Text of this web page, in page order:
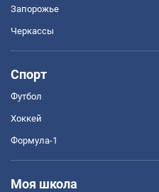
Запорожье
Черкассы
Спорт
Футбол
Хоккей
Формула-1
Моя школа